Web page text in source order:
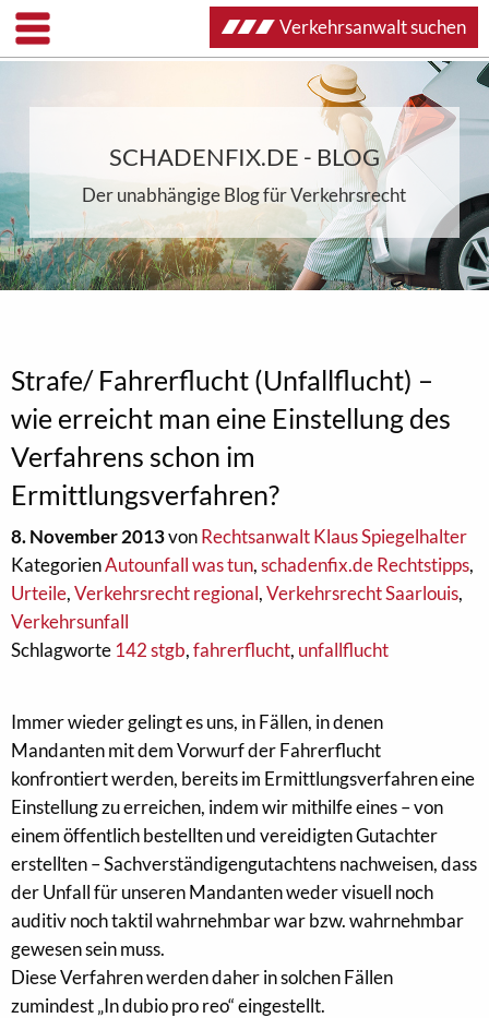
SCHADENFIX.DE - BLOG
Der unabhängige Blog für Verkehrsrecht
Strafe/ Fahrerflucht (Unfallflucht) –
wie erreicht man eine Einstellung des
Verfahrens schon im
Ermittlungsverfahren?
8. November 2013vonRechtsanwalt Klaus Spiegelhalter
KategorienAutounfall was tun,schadenfix.de Rechtstipps,
Urteile,Verkehrsrecht regional,Verkehrsrecht Saarlouis,
Verkehrsunfall
Schlagworte 142 stgb,fahrerflucht, unfallflucht
Immer wieder gelingt es uns, in Fällen, in denen
Mandanten mit dem Vorwurf der Fahrerflucht
konfrontiert werden, bereits im Ermittlungsverfahren eine
Einstellung zu erreichen, indem wir mithilfe eines – von
einem öffentlich bestellten und vereidigten Gutachter
erstellten – Sachverständigengutachtens nachweisen, dass
der Unfall für unseren Mandanten weder visuell noch
auditiv noch taktil wahrnehmbar war bzw. wahrnehmbar
gewesen sein muss.
Diese Verfahren werden daher in solchen Fällen
zumindest „In dubio pro reo“ eingestellt.
Verkehrsanwalt suchen